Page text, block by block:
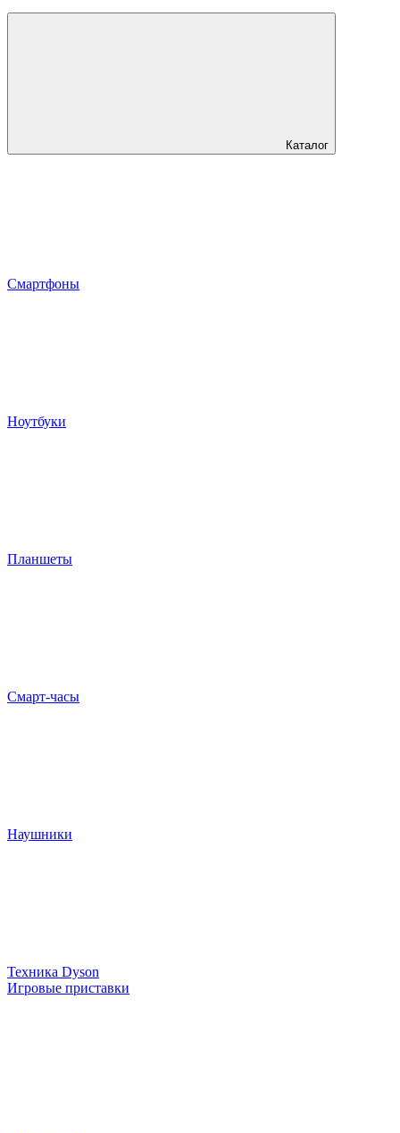
Каталог
Смартфоны
Ноутбуки
Планшеты
Смарт-часы
Наушники
Техника Dyson
Игровые приставки